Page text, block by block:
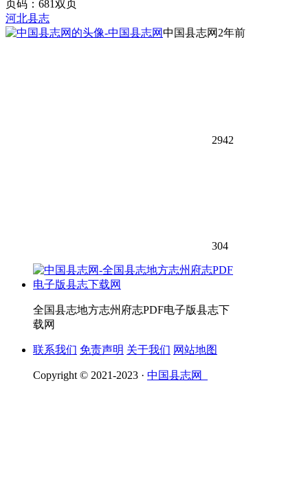
页码：681双页
河北县志
中国县志网 2年前
2942
304
全国县志地方志州府志PDF电子版县志下
载网
联系我们 免责声明 关于我们 网站地图
Copyright © 2021-2023 · 中国县志网